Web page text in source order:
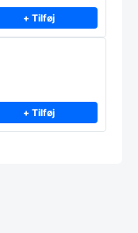
+ Tilføj
+ Tilføj